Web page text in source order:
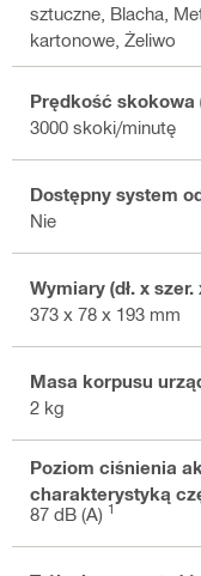
sztuczne, Blacha,
kartonowe, Żeliwo
Prędkość skokowa
3000 skoki/minutę
Dostępny system
Nie
Wymiary (dł. x szer.
373 x 78 x 193 mm
Masa korpusu
2 kg
Poziom ciśnienia
charakterystyką
87 dB (A) 1